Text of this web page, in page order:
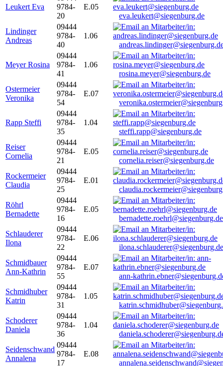
Leukert Eva
9784-
20
E.05
eva.leukert@siegenburg.de
Lindinger
Andreas
09444
9784-
40
1.06
Meyer Rosina
09444
9784-
41
1.06
rosina.meyer@siegenburg.de
Ostermeier
Veronika
09444
9784-
54
E.07
Rapp Steffi
09444
9784-
35
1.04
steffi.rapp@siegenburg.de
Reiser
Cornelia
09444
9784-
21
E.05
cornelia.reiser@siegenburg.de
Rockermeier
Claudia
09444
9784-
25
E.01
Röhrl
Bernadette
09444
9784-
16
E.05
bernadette.roehrl@siegenburg.de
Schlauderer
Ilona
09444
9784-
22
E.06
ilona.schlauderer@siegenburg.de
Schmidbauer
Ann-Kathrin
09444
9784-
55
E.07
ann-
Schmidhuber
Katrin
09444
9784-
31
1.05
Schoderer
Daniela
09444
9784-
36
1.04
Seidenschwand
Annalena
09444
9784-
17
E.08